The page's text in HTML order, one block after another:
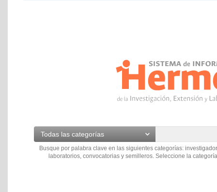
Todas las categorías
Busque por palabra clave en las siguientes categorías:
laboratorios, convocatorias y semilleros. Seleccione la